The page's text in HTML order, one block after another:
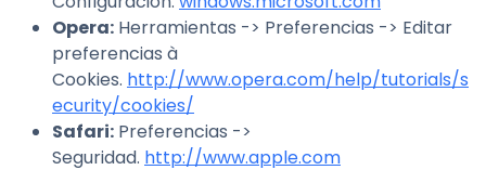
Opera: Herramientas -> Preferencias -> Editar
preferencias à
Cookies. http://www.opera.com/help/tutorials/s
ecurity/cookies/
Safari: Preferencias ->
Seguridad. http://www.apple.com